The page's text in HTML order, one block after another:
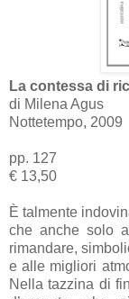
La contessa di
di Milena Agus
Nottetempo, 2009
pp. 127
€ 13,50
È talmente
che anche solo
rimandare,
e alle migliori
Nella tazzina di